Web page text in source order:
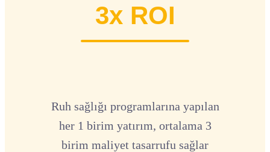
3x ROI
Ruh sağlığı programlarına yapılan
her 1 birim yatırım, ortalama 3
birim maliyet tasarrufu sağlar